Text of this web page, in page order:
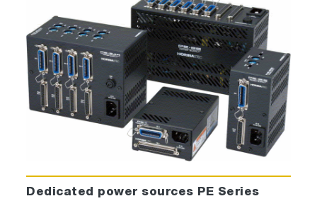
Dedicated power sources PE Series